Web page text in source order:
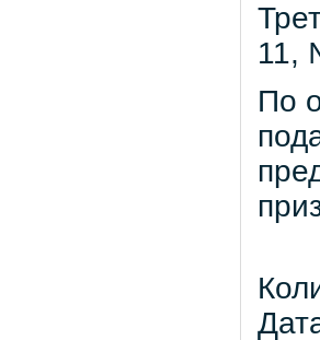
11,
По